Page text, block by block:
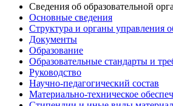
Сведения об образовательной
Основные сведения
Структура и органы управления
Документы
Образование
Образовательные стандарты и
Руководство
Научно-педагогический состав
Материально-техническое